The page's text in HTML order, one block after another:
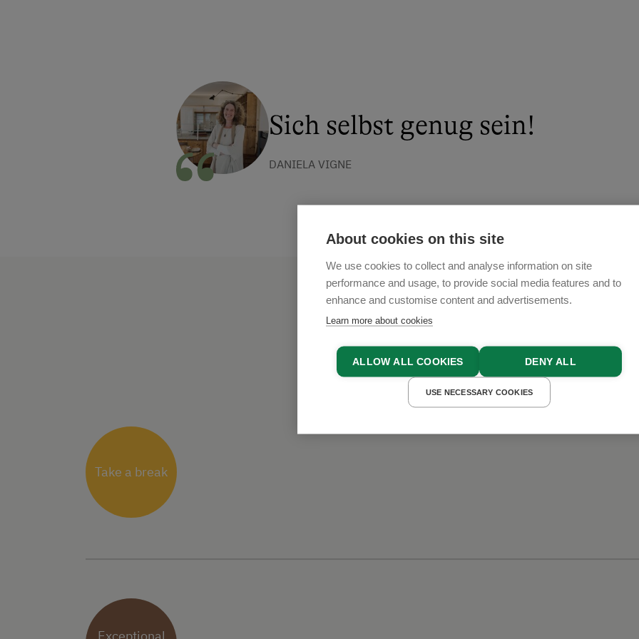
Sich selbst genug sein!
DANIELA VIGNE
Experiences
Take a break
Exceptional
About cookies on this site
We use cookies to collect and analyse information on site
performance and usage, to provide social media features and to
enhance and customise content and advertisements.
Learn more about cookies
ALLOW ALL COOKIES DENY ALL
USE NECESSARY COOKIES